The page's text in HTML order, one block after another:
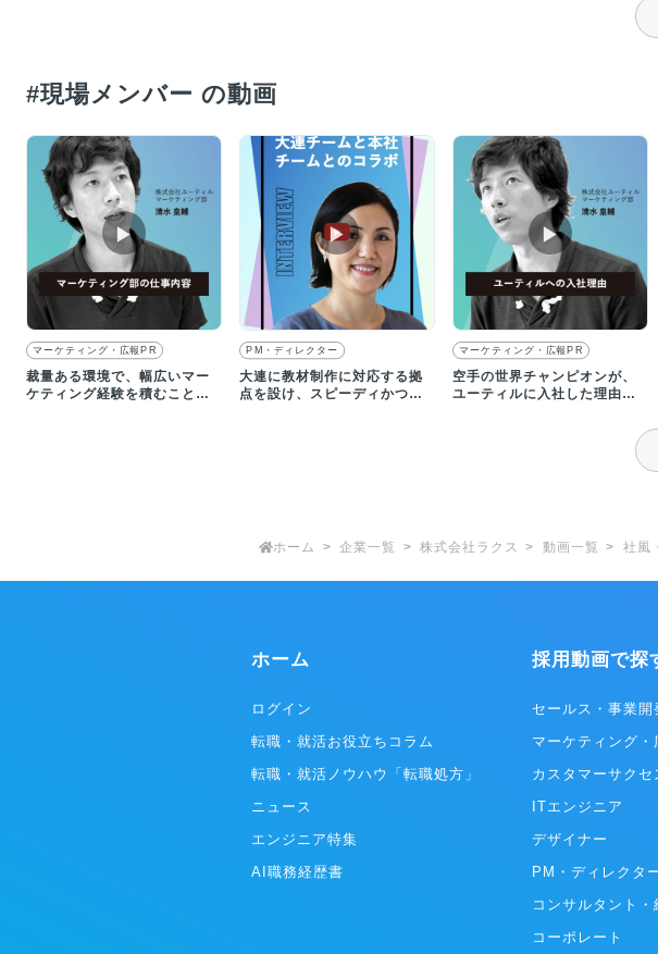
#現場メンバー の動画
▶︎
マーケティング・広報PR
裁量ある環境で、幅広いマー
ケティング経験を積むことが
▶︎
PM・ディレクター
大連に教材制作に対応する拠
点を設け、スピーディかつ現
▶︎
マーケティング・広報PR
空手の世界チャンピオンが、
ユーティルに入社した理由と
ホーム 企業一覧 株式会社ラクス 動画一覧 社風
ホーム
ログイン
転職・就活お役立ちコラム
転職・就活ノウハウ「転職処方」
ニュース
エンジニア特集
AI職務経歴書
採用動画で探
セールス・事業開
マーケティング・
カスタマーサクセ
ITエンジニア
デザイナー
PM・ディレクタ
コンサルタント・
コーポレート